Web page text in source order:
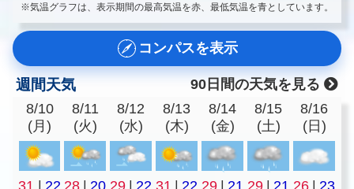
※気温グラフは、表示期間の最高気温を赤、最低気温を青としています。
コンパスを表示
週間天気
90日間の天気を見る
8/10
(月)
8/11
(火)
8/12
(水)
8/13
(木)
8/14
(金)
8/15
(土)
8/16
(日)
31 | 22 28 | 20 29 | 22 31 | 22 29 | 21 29 | 21 26 | 23